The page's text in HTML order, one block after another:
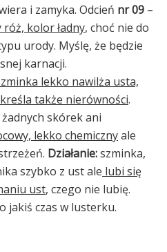
i zamyka. Odcień nr 09 –
kolor ładny, choć nie do
urody. Myślę, że będzie
karnacji.
lekko nawilża usta,
także nierówności.
skórek ani
lekko chemicznyale
Działanie:szminka,
szybko z ust ale lubi się
ust, czego nie lubię.
jakiś czas w lusterku.